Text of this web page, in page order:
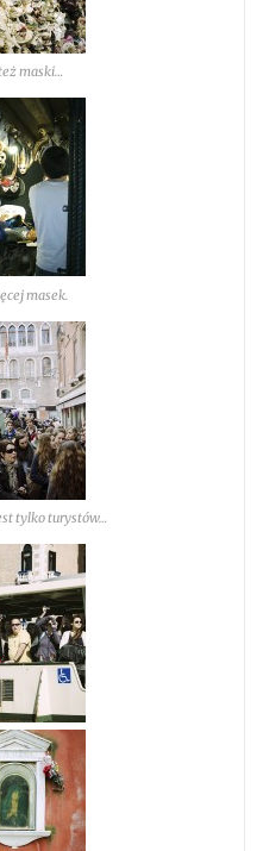
maski…
masek.
tylko turystów…